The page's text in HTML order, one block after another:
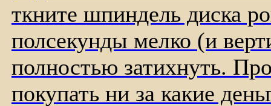
ткните шпиндель диска
полсекунды мелко (и
полностью затихнуть.
покупать ни за какие